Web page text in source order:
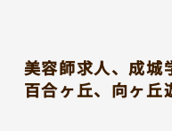
美容師求人、成城
百合ヶ丘、向ヶ丘